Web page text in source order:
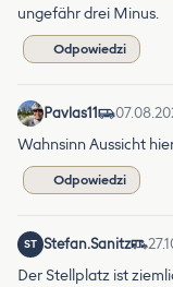
ungefähr drei Minus.
Odpowiedzi
Pavlas11
Wahnsinn Aussicht
Odpowiedzi
ST Stefan.Sanitz
Der Stellplatz ist